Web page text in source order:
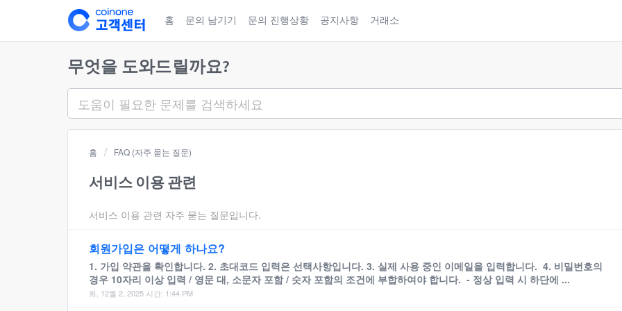
홈 문의 남기기 문의 진행상황 공지사항 거래소
무엇을 도와드릴까요?
홈 FAQ (자주 묻는 질문)
서비스 이용 관련
서비스 이용 관련 자주 묻는 질문입니다.
회원가입은 어떻게 하나요?
1. 가입 약관을 확인합니다. 2. 초대코드 입력은 선택사항입니다. 3. 실제 사용 중인 이메일을 입력합니다. 4. 비밀번호의
경우 10자리 이상 입력 / 영문 대, 소문자 포함 / 숫자 포함의 조건에 부합하여야 합니다. - 정상 입력 시 하단에 ...
화, 12월 2, 2025 시간: 1:44 PM